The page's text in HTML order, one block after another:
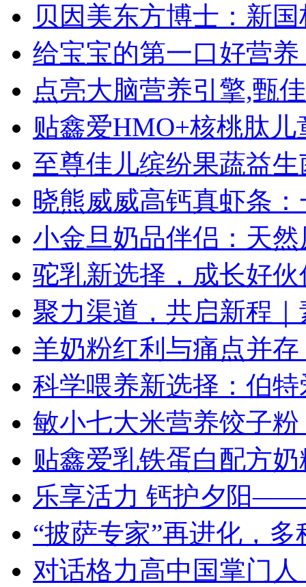
贝因美东方博士：新
给宝宝的第一口好营
点亮大脑营养引擎,甄
贴鑫爱HMO+核桃肽
至尊佳儿缤纷果蔬益
晓熊威威高钙真虾条
小金旦奶品伴侣：天
驼乳新选择，成长好
聚力渠道，共启新程
羊奶粉红利与痛点并
科学喂养新选择：伯
敏小七大米营养饺子
贴鑫爱乳铁蛋白配方
乐享活力 钙护夕阳
“披萨专家”再进化，
对话格力高中国掌门